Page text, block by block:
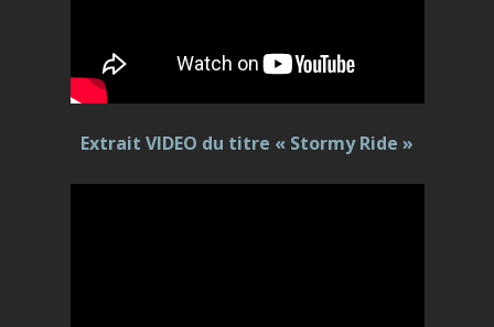
Extrait VIDEO du titre « Stormy Ride »